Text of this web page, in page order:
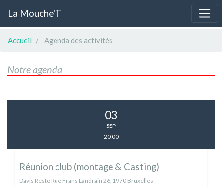
La Mouche'T
Accueil Agenda des activités
Notre agenda
03
SEP
20:00
Réunion club (montage & Casting)
Davis Resto Rue Frans Landrain 26, 1970 Bruxelles